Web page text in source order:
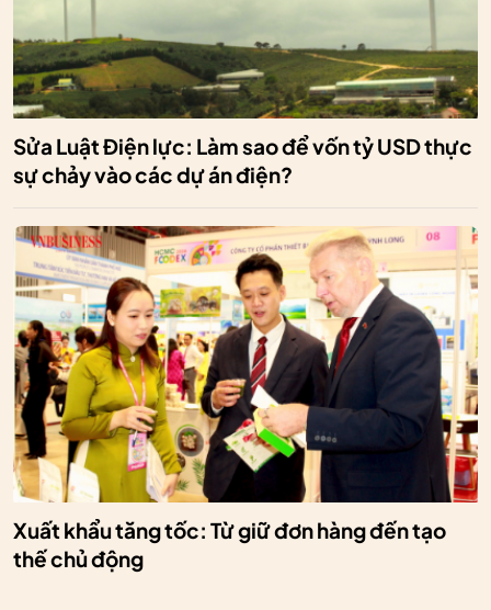
Sửa Luật Điện lực: Làm sao để vốn tỷ USD thực
sự chảy vào các dự án điện?
Xuất khẩu tăng tốc: Từ giữ đơn hàng đến tạo
thế chủ động